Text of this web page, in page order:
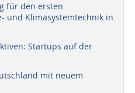
für den ersten
und Klimasystemtechnik in
Startups auf der
mit neuem